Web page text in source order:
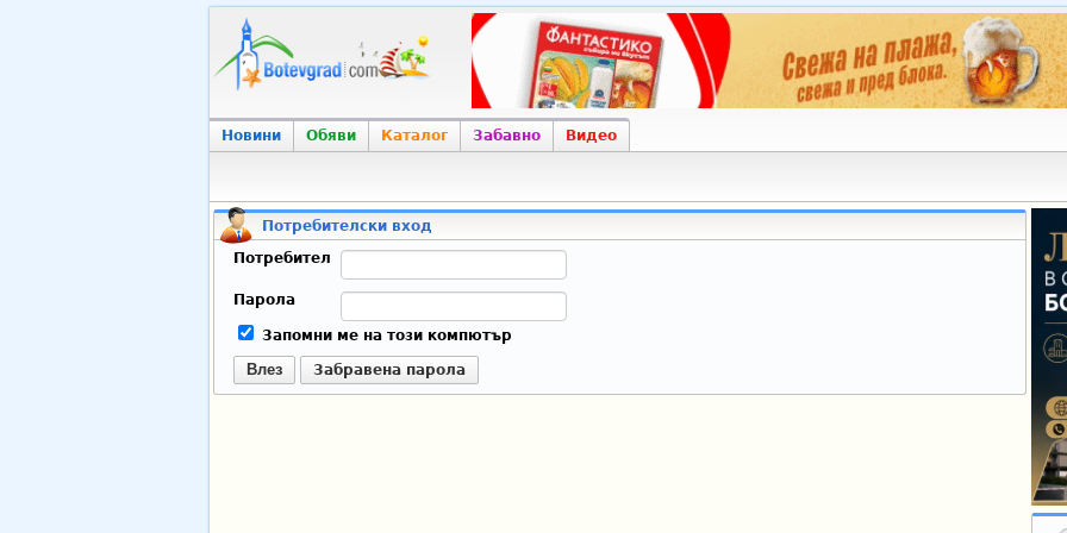
Новини Обяви Каталог Забавно Видео
Потребителски вход
Потребител
Парола
Запомни ме на този компютър
Влез Забравена парола